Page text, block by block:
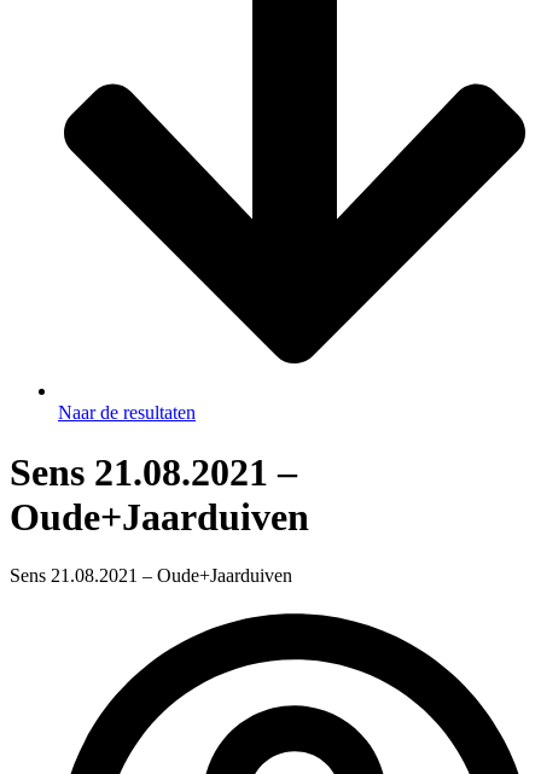
Naar de resultaten
Sens 21.08.2021 –
Oude+Jaarduiven
Sens 21.08.2021 – Oude+Jaarduiven